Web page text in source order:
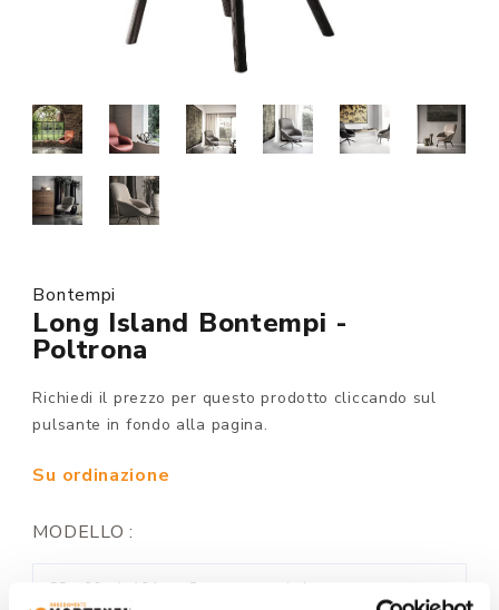
Bontempi
Long Island Bontempi -
Poltrona
Richiedi il prezzo per questo prodotto cliccando sul
pulsante in fondo alla pagina.
Su ordinazione
MODELLO :